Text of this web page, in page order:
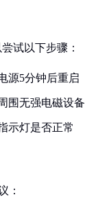
试以下步骤：
源5分钟后重启
围无强电磁设备
示灯是否正常
：